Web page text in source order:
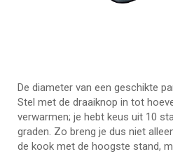
De diameter van een geschikte
Stel met de draaiknop in tot
verwarmen; je hebt keus uit 10
graden. Zo breng je dus niet
de kook met de hoogste stand,